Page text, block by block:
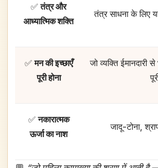
✅तंत्र और
आध्यात्मिक शक्ति
तंत्र साधना के लिए
✅मन की इच्छाएँ
पूरी होना
जो व्यक्ति
✅नकारात्मक
ऊर्जा का नाश
जादू-टोना,